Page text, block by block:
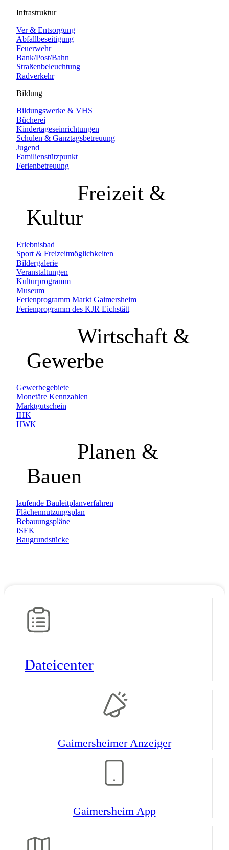
Infrastruktur
Ver & Entsorgung
Abfallbeseitigung
Feuerwehr
Bank/Post/Bahn
Straßenbeleuchtung
Radverkehr
Bildung
Bildungswerke & VHS
Bücherei
Kindertageseinrichtungen
Schulen & Ganztagsbetreuung
Jugend
Familienstützpunkt
Ferienbetreuung
Freizeit &
Kultur
Erlebnisbad
Sport & Freizeitmöglichkeiten
Bildergalerie
Veranstaltungen
Kulturprogramm
Museum
Ferienprogramm Markt Gaimersheim
Ferienprogramm des KJR Eichstätt
Wirtschaft &
Gewerbe
Gewerbegebiete
Monetäre Kennzahlen
Marktgutschein
IHK
HWK
Planen &
Bauen
laufende Bauleitplanverfahren
Flächennutzungsplan
Bebauungspläne
ISEK
Baugrundstücke
Datei­center
Gaimers­heimer Anzeiger
Gaimers­heim App